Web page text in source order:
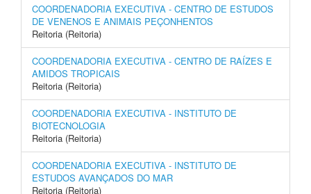
COORDENADORIA EXECUTIVA - CENTRO DE ESTUDOS
DE VENENOS E ANIMAIS PEÇONHENTOS
Reitoria (Reitoria)
COORDENADORIA EXECUTIVA - CENTRO DE RAÍZES E
AMIDOS TROPICAIS
Reitoria (Reitoria)
COORDENADORIA EXECUTIVA - INSTITUTO DE
BIOTECNOLOGIA
Reitoria (Reitoria)
COORDENADORIA EXECUTIVA - INSTITUTO DE
ESTUDOS AVANÇADOS DO MAR
Reitoria (Reitoria)